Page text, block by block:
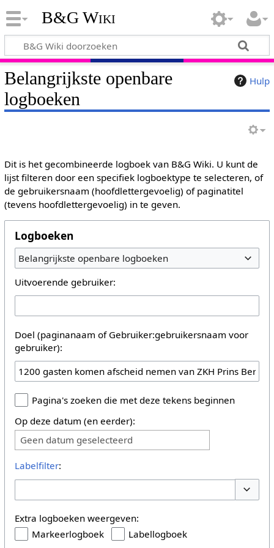
B&G Wiki
Hulp
Belangrijkste openbare
logboeken
Dit is het gecombineerde logboek van B&G Wiki. U kunt de
lijst filteren door een specifiek logboektype te selecteren, of
de gebruikersnaam (hoofdlettergevoelig) of paginatitel
(tevens hoofdlettergevoelig) in te geven.
Logboeken
Belangrijkste openbare logboeken
Uitvoerende gebruiker:
Doel (paginanaam of Gebruiker:gebruikersnaam voor
gebruiker):
Pagina's zoeken die met deze tekens beginnen
Op deze datum (en eerder):
Geen datum geselecteerd
Labelfilter:
Extra logboeken weergeven:
Markeerlogboek
Labellogboek